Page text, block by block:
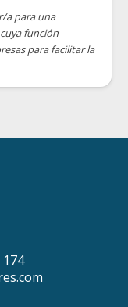
a para una
función
para facilitar la
174